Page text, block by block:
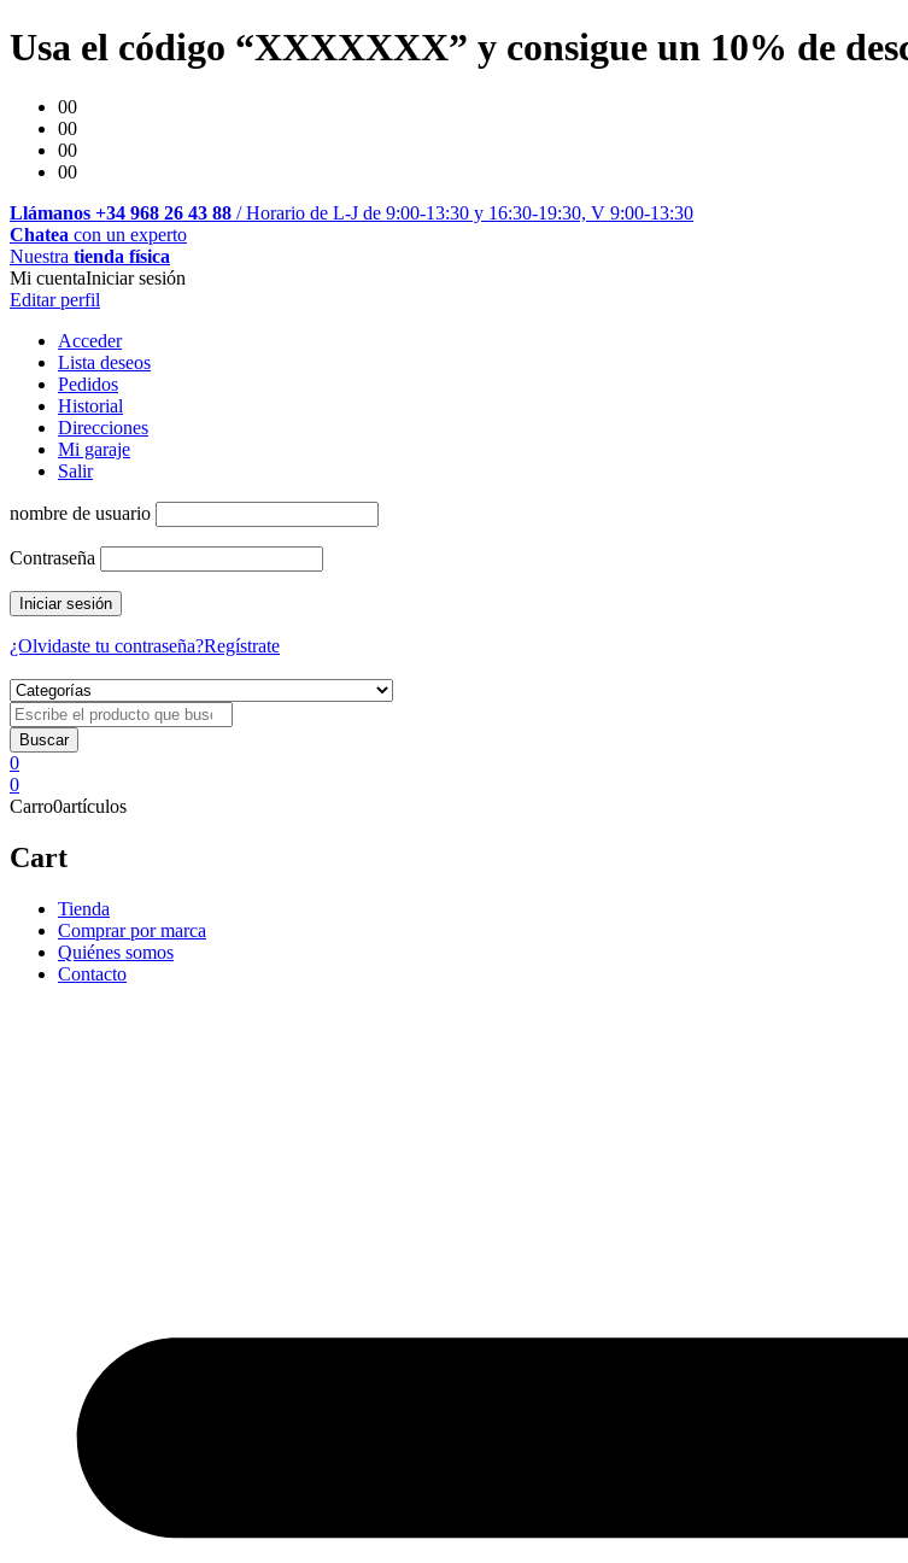
Usa el código “XXXXXXX” y consigue un 10% de
00
00
00
00
Llámanos +34 968 26 43 88 / Horario de L-J de 9:00-13:30 y 16:30-19:30, V 9:00-13:30
Chatea con un experto
Nuestra tienda física
Mi cuentaIniciar sesión
Editar perfil
Acceder
Lista deseos
Pedidos
Historial
Direcciones
Mi garaje
Salir
nombre de usuario
Contraseña
¿Olvidaste tu contraseña?Regístrate
0
0
Carro0artículos
Cart
Tienda
Comprar por marca
Quiénes somos
Contacto